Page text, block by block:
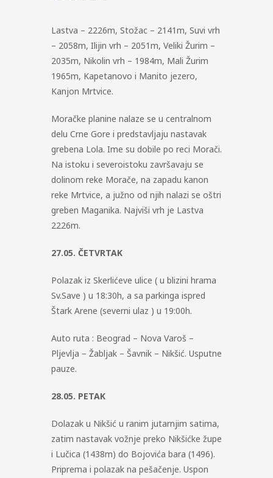
Lastva – 2226m, Stožac – 2141m, Suvi vrh
– 2058m, Ilijin vrh – 2051m, Veliki Žurim –
2035m, Nikolin vrh – 1984m, Mali Žurim
1965m, Kapetanovo i Manito jezero,
Kanjon Mrtvice.
Moračke planine nalaze se u centralnom
delu Crne Gore i predstavljaju nastavak
grebena Lola. Ime su dobile po reci Morači.
Na istoku i severoistoku završavaju se
dolinom reke Morače, na zapadu kanon
reke Mrtvice, a južno od njih nalazi se oštri
greben Maganika. Najviši vrh je Lastva
2226m.
27.05. ČETVRTAK
Polazak iz Skerlićeve ulice ( u blizini hrama
Sv.Save ) u 18:30h, a sa parkinga ispred
Štark Arene (severni ulaz ) u 19:00h.
Auto ruta : Beograd – Nova Varoš –
Pljevlja – Žabljak – Šavnik – Nikšić. Usputne
pauze.
28.05. PETAK
Dolazak u Nikšić u ranim jutarnjim satima,
zatim nastavak vožnje preko Nikšićke župe
i Lučica (1438m) do Bojovića bara (1496).
Priprema i polazak na pešačenje. Uspon